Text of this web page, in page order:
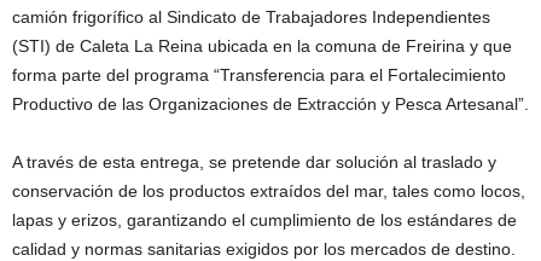
camión frigorífico al Sindicato de Trabajadores Independientes
(STI) de Caleta La Reina ubicada en la comuna de Freirina y que
forma parte del programa “Transferencia para el Fortalecimiento
Productivo de las Organizaciones de Extracción y Pesca Artesanal”.
A través de esta entrega, se pretende dar solución al traslado y
conservación de los productos extraídos del mar, tales como locos,
lapas y erizos, garantizando el cumplimiento de los estándares de
calidad y normas sanitarias exigidos por los mercados de destino.